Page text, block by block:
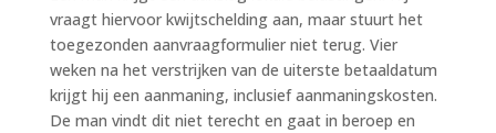
vraagt hiervoor kwijtschelding aan, maar stuurt het
toegezonden aanvraagformulier niet terug. Vier
weken na het verstrijken van de uiterste betaaldatum
krijgt hij een aanmaning, inclusief aanmaningskosten.
De man vindt dit niet terecht en gaat in beroep en